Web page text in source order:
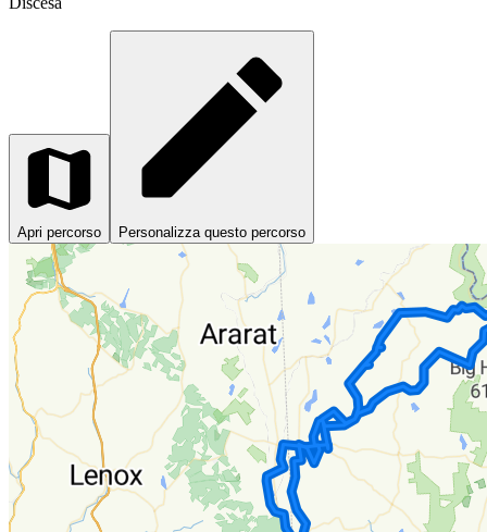
Apri percorso Personalizza questo percorso